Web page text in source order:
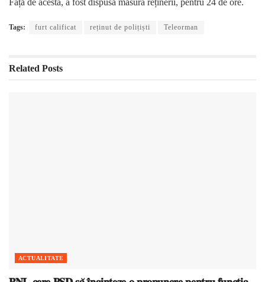
Față de acesta, a fost dispusă măsura reținerii, pentru 24 de ore.
Tags: furt calificat reținut de polițiști Teleorman
Related Posts
ACTUALITATE